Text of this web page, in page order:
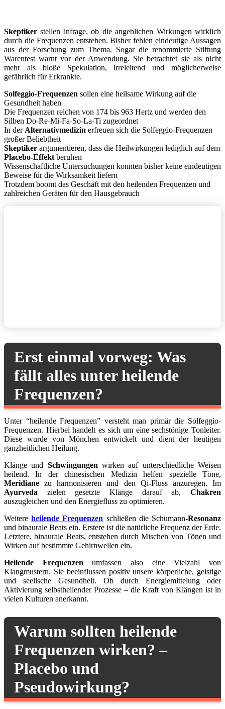
Skeptiker stellen infrage, ob die angeblichen Wirkungen wirklich
durch die Frequenzen entstehen. Bisher fehlen eindeutige Aussagen
aus der Forschung zum Thema. Sogar die renommierte Stiftung
Warentest warnt vor der Anwendung. Sie betrachtet sie als nicht
mehr als bloße Spekulation, irreleitend und möglicherweise
gefährlich für Erkrankte.
Solfeggio-Frequenzen sollen eine heilsame Wirkung auf die
Gesundheit haben
Die Frequenzen reichen von 174 bis 963 Hertz und werden den
Silben Do-Re-Mi-Fa-So-La-Ti zugeordnet
In der Alternativmedizin erfreuen sich die Solfeggio-Frequenzen
großer Beliebtheit
Skeptiker argumentieren, dass die Heilwirkungen lediglich auf dem
Placebo-Effekt beruhen
Wissenschaftliche Untersuchungen konnten bisher keine eindeutigen
Beweise für die Wirksamkeit liefern
Trotzdem boomt das Geschäft mit den heilenden Frequenzen und
zahlreichen Geräten für den Hausgebrauch
Erst einmal vorweg: Was
fällt alles unter heilende
Frequenzen?
Unter “heilende Frequenzen” versteht man primär die Solfeggio-
Frequenzen. Hierbei handelt es sich um eine sechstönige Tonleiter.
Diese wurde von Mönchen entwickelt und dient der heutigen
ganzheitlichen Heilung.
Klänge und Schwingungenwirken auf unterschiedliche Weisen
heilend. In der chinesischen Medizin helfen spezielle Töne,
Meridiane zu harmonisieren und den Qi-Fluss anzuregen. Im
Ayurveda zielen gesetzte Klänge darauf ab, Chakren
auszugleichen und den Energiefluss zu optimieren.
Weitereheilende Frequenzen schließen die Schumann-Resonanz
und binaurale Beats ein. Erstere ist die natürliche Frequenz der Erde.
Letztere, binaurale Beats, entstehen durch Mischen von Tönen und
Wirken auf bestimmte Gehirnwellen ein.
Heilende Frequenzenumfassen also eine Vielzahl von
Klangmustern. Sie beeinflussen positiv unsere körperliche, geistige
und seelische Gesundheit. Ob durch Energiemittelung oder
Aktivierung selbstheilender Prozesse – die Kraft von Klängen ist in
vielen Kulturen anerkannt.
Warum sollten heilende
Frequenzen wirken? –
Placebo und
Pseudowirkung?